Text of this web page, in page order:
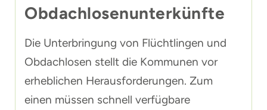
Obdachlosenunterkünfte
Die Unterbringung von Flüchtlingen und
Obdachlosen stellt die Kommunen vor
erheblichen Herausforderungen. Zum
einen müssen schnell verfügbare